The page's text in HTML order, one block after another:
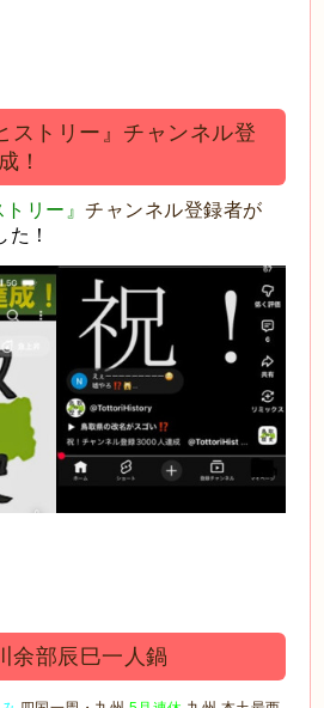
ストリー』チャンネル登
！
トリー』チャンネル登録者が
た！
余部辰巳一人鍋